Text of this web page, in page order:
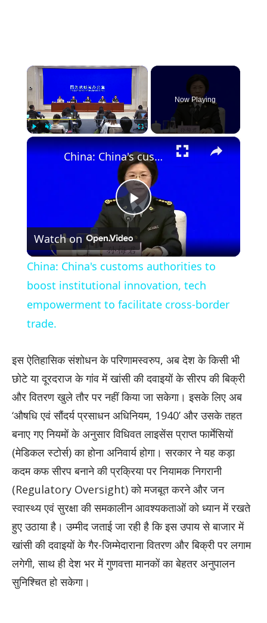
×
Play Unmute Fullscreen
Now Playing
×
Play
Video
China: China's customs authorities to boost institutional innovation, tech empowerment to facilitate cross-border trade.
Watch on
China: China's customs authorities to
boost institutional innovation, tech
empowerment to facilitate cross-border
trade.
इस ऐतिहासिक संशोधन के परिणामस्वरुप, अब देश के किसी भी
छोटे या दूरदराज के गांव में खांसी की दवाइयों के सीरप की बिक्री
और वितरण खुले तौर पर नहीं किया जा सकेगा। इसके लिए अब
‘औषधि एवं सौंदर्य प्रसाधन अधिनियम, 1940’ और उसके तहत
बनाए गए नियमों के अनुसार विधिवत लाइसेंस प्राप्त फार्मेसियों
(मेडिकल स्टोर्स) का होना अनिवार्य होगा। सरकार ने यह कड़ा
कदम कफ सीरप बनाने की प्रक्रिया पर नियामक निगरानी
(Regulatory Oversight) को मजबूत करने और जन
स्वास्थ्य एवं सुरक्षा की समकालीन आवश्यकताओं को ध्यान में रखते
हुए उठाया है। उम्मीद जताई जा रही है कि इस उपाय से बाजार में
खांसी की दवाइयों के गैर-जिम्मेदाराना वितरण और बिक्री पर लगाम
लगेगी, साथ ही देश भर में गुणवत्ता मानकों का बेहतर अनुपालन
सुनिश्चित हो सकेगा।